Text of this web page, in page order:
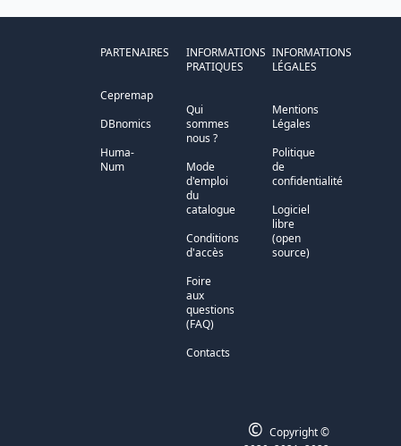
PARTENAIRES
Cepremap
DBnomics
Huma-
Num
INFORMATIONS
PRATIQUES
Qui
sommes
nous ?
Mode
d'emploi
du
catalogue
Conditions
d'accès
Foire
aux
questions
(FAQ)
Contacts
INFORMATIONS
LÉGALES
Mentions
Légales
Politique
de
confidentialité
Logiciel
libre
(open
source)
© Copyright ©